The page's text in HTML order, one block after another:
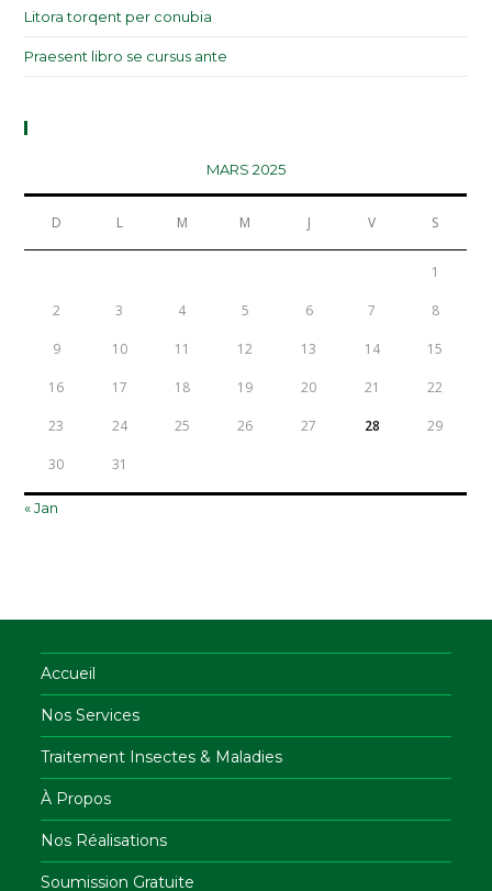
Litora torqent per conubia
Praesent libro se cursus ante
MARS 2025
D L M M J V S
1
2 3 4 5 6 7 8
9 10 11 12 13 14 15
16 17 18 19 20 21 22
23 24 25 26 27 28 29
30 31
« Jan
Accueil
Nos Services
Traitement Insectes & Maladies
À Propos
Nos Réalisations
Soumission Gratuite